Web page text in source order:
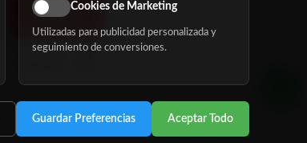
Cookies de Marketing
Utilizadas para publicidad personalizada y
seguimiento de conversiones.
Guardar Preferencias Aceptar Todo